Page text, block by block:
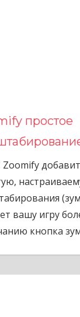
простое
вашу игру
кнопка